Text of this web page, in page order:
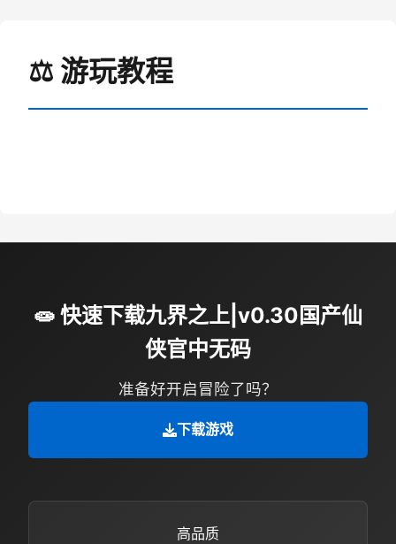
⚖️ 游玩教程
🧫 快速下载九界之上|v0.30国产仙
侠官中无码
准备好开启冒险了吗？
下载游戏
高品质